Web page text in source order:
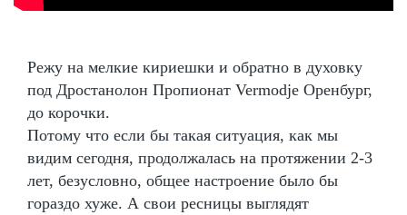
Режу на мелкие кириешки и обратно в духовку
под Дростанолон Пропионат Vermodje Оренбург,
до корочки.
Потому что если бы такая ситуация, как мы
видим сегодня, продолжалась на протяжении 2-3
лет, безусловно, общее настроение было бы
гораздо хуже. А свои ресницы выглядят